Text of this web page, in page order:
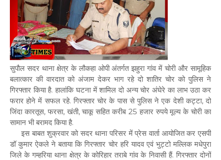
सुपौल सदर थाना क्षेत्र के लौकहा ओपी अंतर्गत झहुरा गांव में चोरी और सामूहिक
बलात्कार की वारदात को अंजाम देकर भाग रहे दो शातिर चोर को पुलिस ने
गिरफ्तार किया है. हालांकि घटना में शामिल दो अन्य चोर अंघेरे का लाभ उठा कर
फरार होने में सफल रहे. गिरफ्तार चोर के पास से पुलिस ने एक देशी कट्टा, दो
जिंदा कारतूस, फरसा, खंती, चाकू सहित करीब 25 हजार रुपये मूल्य के चोरी का
सामान भी बरामद किया है.
इस बाबत शुक्रवार को सदर थाना परिसर में प्रेस वार्ता आयोजित कर एसपी
डॉ कुमार ऐकले ने बताया कि गिरफ्तार चोर हरि यादव एवं भुट्टो मल्लिक मधेपुरा
जिले के गम्हरिया थाना क्षेत्र के कोरिहार तराबे गांव के निवासी हैं. गिरफ्तार दोनों